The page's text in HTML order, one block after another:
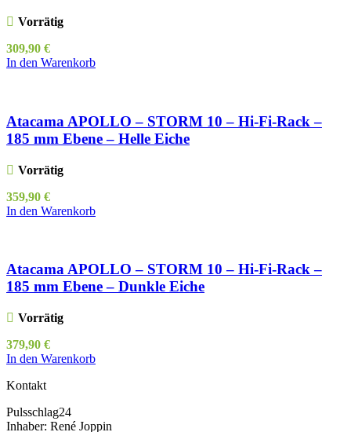
Vorrätig
309,90 €
In den Warenkorb
Atacama APOLLO – STORM 10 – Hi-Fi-Rack –
185 mm Ebene – Helle Eiche
Vorrätig
359,90 €
In den Warenkorb
Atacama APOLLO – STORM 10 – Hi-Fi-Rack –
185 mm Ebene – Dunkle Eiche
Vorrätig
379,90 €
In den Warenkorb
Kontakt
Pulsschlag24
Inhaber: René Joppin